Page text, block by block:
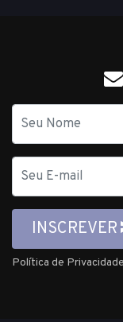
mail
INSCREVER
Política de Privacidade